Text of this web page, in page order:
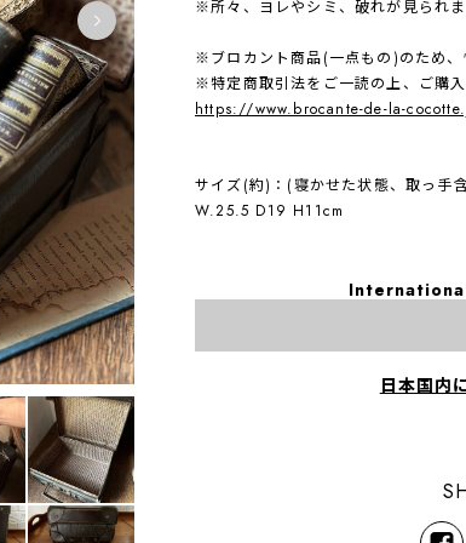
※所々、ヨレやシミ、破れが見られ
※ブロカント商品(一点もの)のため
※特定商取引法をご一読の上、ご購
https://www.brocante-de-la-
サイズ(約)：(寝かせた状態、取っ手
W.25.5 D19 H11cm
日本国内